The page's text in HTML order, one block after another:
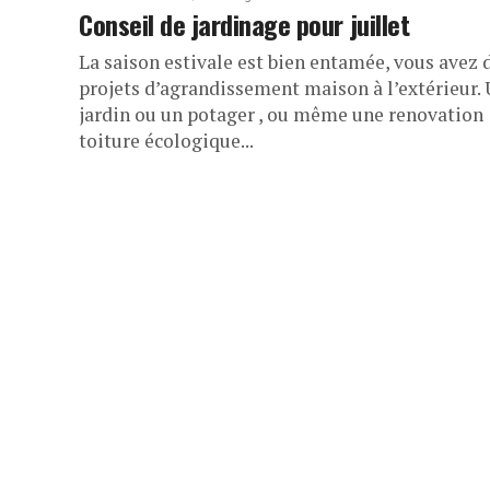
Conseil de jardinage pour juillet
La saison estivale est bien entamée, vous avez
projets d’agrandissement maison à l’extérieur.
jardin ou un potager , ou même une renovation
toiture écologique...